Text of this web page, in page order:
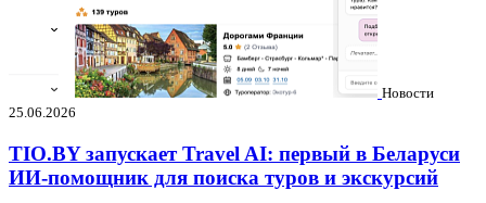
Новости
25.06.2026
TIO.BY запускает Travel AI: первый в Беларуси
ИИ-помощник для поиска туров и экскурсий